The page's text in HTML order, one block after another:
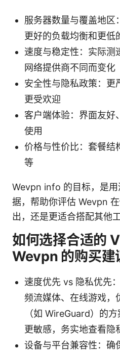
服务器数量与覆盖地区
更好的负载均衡和更低
速度与稳定性：实际测
网络提供商不同而变化
安全性与隐私政策：更
更受欢迎
客户端体验：界面友好
使用
价格与性价比：套餐结
等
Wevpn info 的目标，是
据，帮助你评估 Wevpn
出，还是更适合搭配其他
如何选择合适的
Wevpn 的购买建
速度优先 vs 隐私优先
频流媒体、在线游戏，
（如 WireGuard）的
更敏感，务实地查看隐
设备与平台兼容性：确